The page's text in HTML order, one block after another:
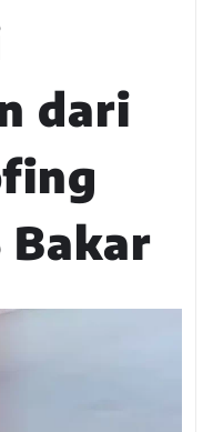
dari
Bakar